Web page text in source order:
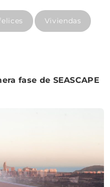
Viviendas
fase de SEASCAPE